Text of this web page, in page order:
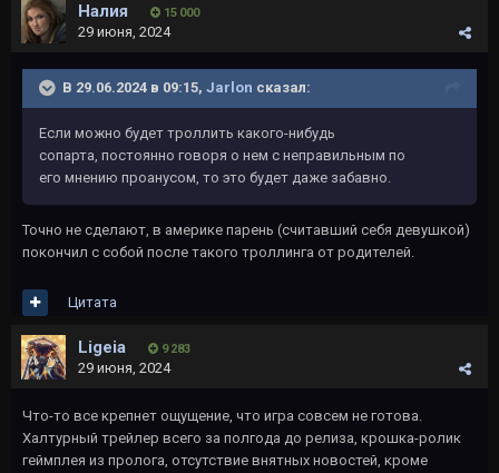
Налия 15 000
29 июня, 2024
В 29.06.2024 в 09:15, Jarlon сказал:
Если можно будет троллить какого-нибудь
сопарта, постоянно говоря о нем с неправильным по
его мнению проанусом, то это будет даже забавно.
Точно не сделают, в америке парень (считавший себя девушкой)
покончил с собой после такого троллинга от родителей.
Цитата
Ligeia 9 283
29 июня, 2024
Что-то все крепнет ощущение, что игра совсем не готова.
Халтурный трейлер всего за полгода до релиза, крошка-ролик
геймплея из пролога, отсутствие внятных новостей, кроме